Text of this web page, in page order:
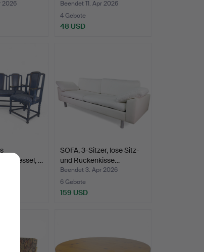
2026
Beendet 11. Apr 2026
4 Gebote
48 USD
Sessel, …
SOFA, 3-Sitzer, lose Sitz-
und Rückenkisse…
Beendet 3. Apr 2026
6 Gebote
159 USD